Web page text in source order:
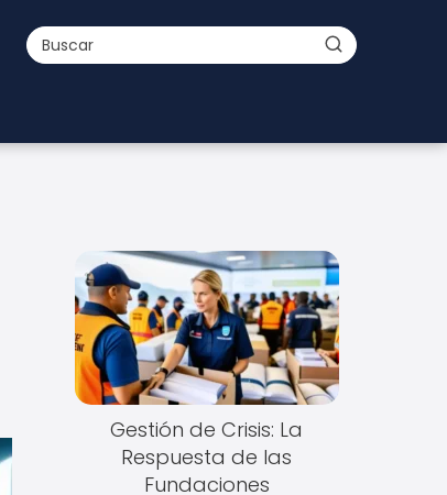
Gestión de Crisis: La
Respuesta de las
Fundaciones